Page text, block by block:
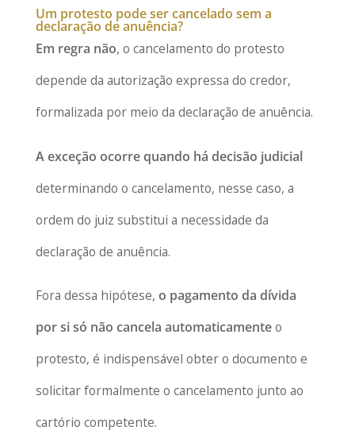
Um protesto pode ser cancelado sem a
declaração de anuência?
Em regra não, o cancelamento do protesto
depende da autorização expressa do credor,
formalizada por meio da declaração de anuência.
A exceção ocorre quando há decisão judicial
determinando o cancelamento, nesse caso, a
ordem do juiz substitui a necessidade da
declaração de anuência.
Fora dessa hipótese, o pagamento da dívida
por si só não cancela automaticamenteo
protesto, é indispensável obter o documento e
solicitar formalmente o cancelamento junto ao
cartório competente.